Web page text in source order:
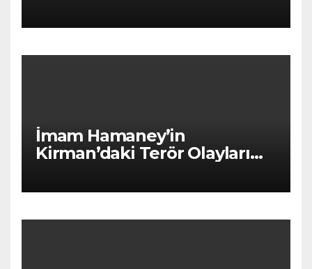
dönüyor!”
İmam Hamaney’in
Kirman’daki Terör Olayları